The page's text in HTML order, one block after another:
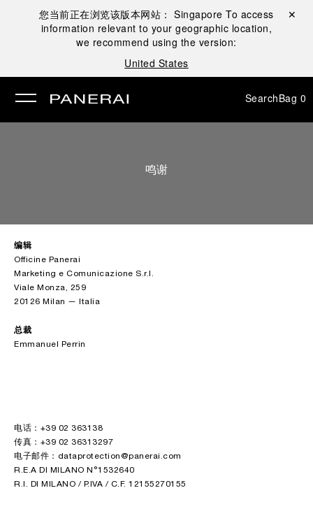
您当前正在浏览该版本网站：Singapore To access
information relevant to your geographic location,
we recommend using the version:
United States
Close ✕
SearchBag 0
鸣谢
编辑
Officine Panerai
Marketing e Comunicazione S.r.l.
Viale Monza, 259
20126 Milan — Italia
总裁
Emmanuel Perrin
电话：+39 02 363138
传真：+39 02 36313297
电子邮件：dataprotection@panerai.com
R.E.A DI MILANO N°1532640
R.I. DI MILANO / P.IVA / C.F. 12155270155